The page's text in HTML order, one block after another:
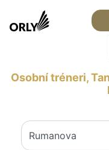
Osobní tréneri,